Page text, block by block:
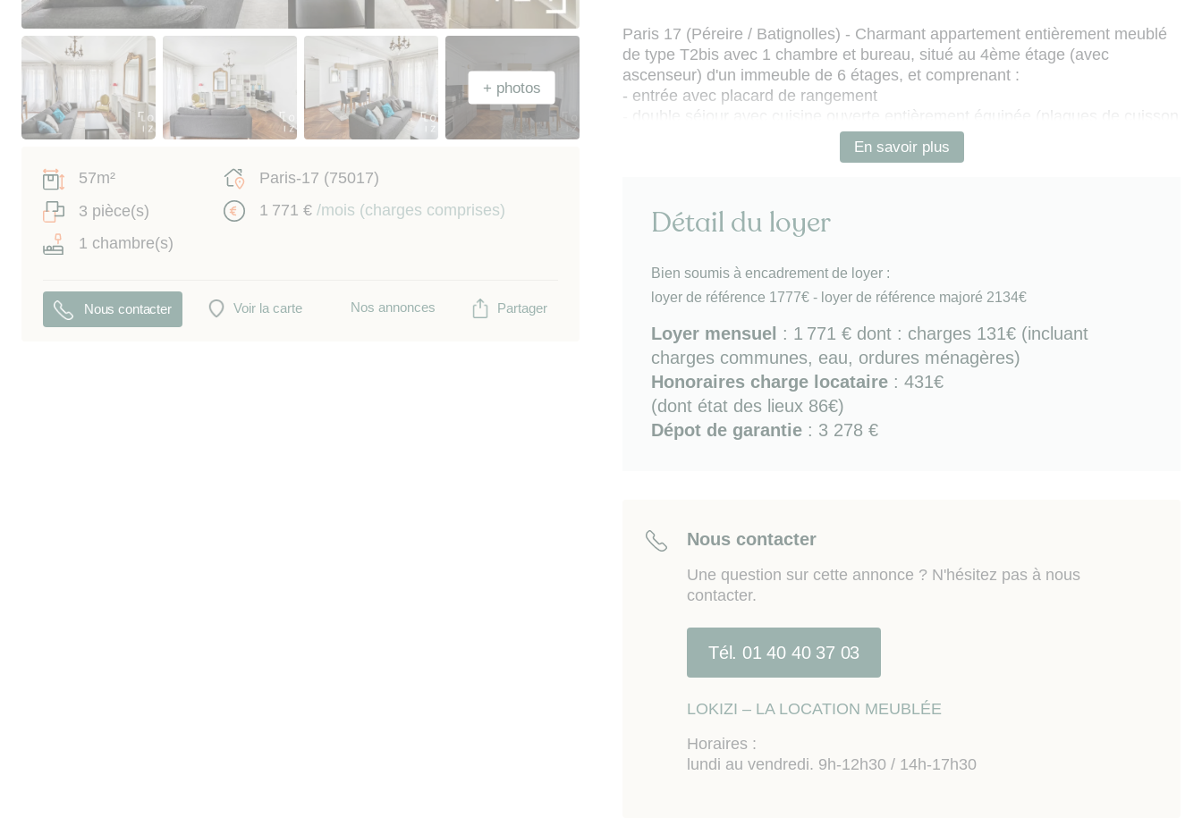
57m²
3 pièce(s)
1 chambre(s)
Paris-17 (75017)
1 771 € /mois (charges comprises)
Nous contacter Voir la carte Nos annonces Partager
Paris 17 (Péreire / Batignolles) - Charmant appartement entièrement meublé
de type T2bis avec 1 chambre et bureau, situé au 4ème étage (avec
ascenseur) d'un immeuble de 6 étages, et comprenant :
- entrée avec placard de rangement
- double séjour avec cuisine ouverte entièrement équipée (plaques de cuisson
à induction, réfrigérateur-congélateur, four, four micro-ondes, lave-vaisselle,
petit électroménager, kit vaisselle)
- salle de bains (baignoire + lave-linge)
Charme de l'ancien avec parquet, moulures et cheminée.
Sur place ou à proximité immédiate: tous commerces, restaurants, métro
14 / bus / transilien L à quelques pas (Pont Cardinet), Tramway et RER C
(Péreire Levallois) à 10-15mn, nombreux espaces verts (square des
Batignolles, promenade Péreire, Parc Clichy Batignoles). Accès rapide au
périphérique (Porte d'Asnières).
En savoir plus
Détail du loyer
Bien soumis à encadrement de loyer :
loyer de référence 1777€ - loyer de référence majoré 2134€
Loyer mensuel : 1 771 € dont : charges 131€ (incluant
charges communes, eau, ordures ménagères)
Honoraires charge locataire : 431€
(dont état des lieux 86€)
Dépot de garantie : 3 278 €
Nous contacter
Une question sur cette annonce ? N'hésitez pas à nous
contacter.
Tél. 01 40 40 37 03
LOKIZI – LA LOCATION MEUBLÉE
Horaires :
lundi au vendredi. 9h-12h30 / 14h-17h30